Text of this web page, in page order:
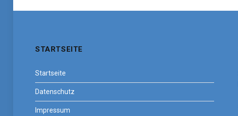
STARTSEITE
Startseite
Datenschutz
Impressum